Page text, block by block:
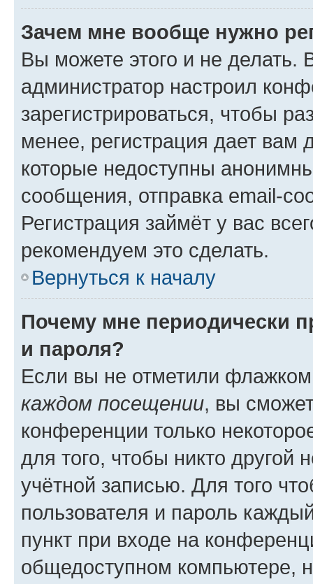
Зачем мне вообще нужно
Вы можете этого и не делать.
администратор настроил
зарегистрироваться, чтобы
менее, регистрация дает вам
которые недоступны
сообщения, отправка email-
Регистрация займёт у вас
рекомендуем это сделать.
Вернуться к началу
Почему мне периодически
и пароля?
Если вы не отметили
каждом посещении, вы
конференции только
для того, чтобы никто другой
учётной записью. Для того
пользователя и пароль
пункт при входе на
общедоступном компьютере,